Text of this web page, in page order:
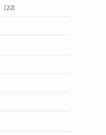
(22)